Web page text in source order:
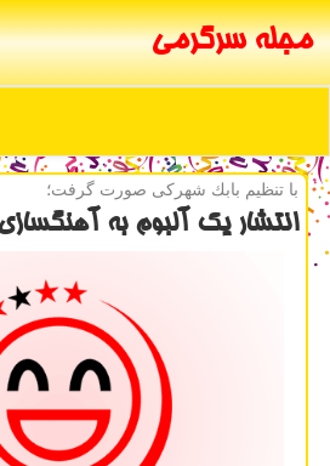
مجله سرگرمی
با تنظیم بابك شهركی صورت گرفت؛
انتشار یك آلبوم به